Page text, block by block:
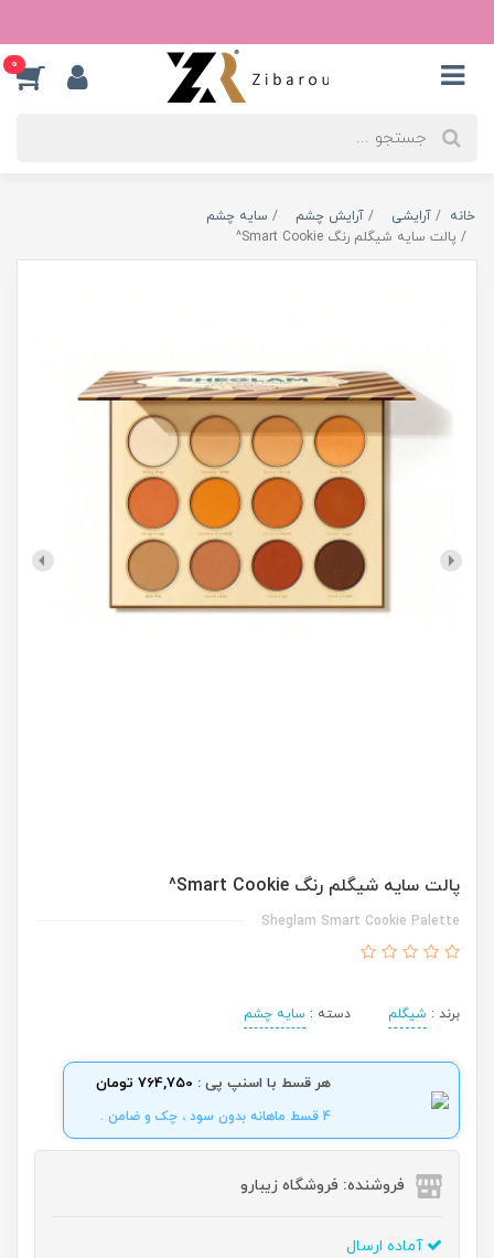
0
خانه آرایشی آرایش چشم
سایه چشم
پالت سایه شیگلم رنگ Smart Cookie^
پالت سایه شیگلم رنگ Smart Cookie^
Sheglam Smart Cookie Palette
برند : شیگلم دسته : سایه چشم
هر قسط با اسنپ پی : 764,750 تومان
4 قسط ماهانه بدون سود ، چک و ضامن .
فروشنده: فروشگاه زیبارو
آماده ارسال